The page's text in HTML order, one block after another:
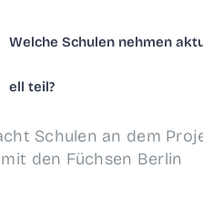
Wel­che Schu­len neh­men
ell teil?
Schu­len an dem
den Füch­sen Ber­lin